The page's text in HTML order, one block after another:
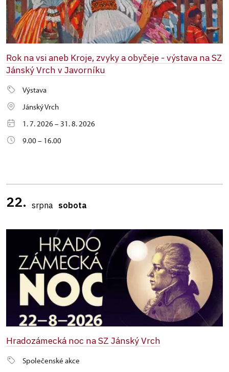
Rok na vsi aneb Kroje, zvyky a obyčeje - výstava na SZ
Jánský Vrch v Javorníku
Výstava
Jánský Vrch
1. 7. 2026 – 31. 8. 2026
9.00 – 16.00
22. srpna sobota
Hradozámecká noc na SZ Jánský Vrch
Společenské akce